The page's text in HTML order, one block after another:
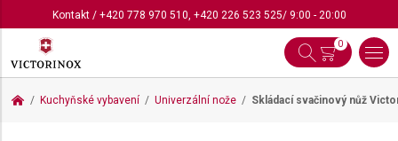
Kontakt/ +420 778 970 510, +420 226 523 525/ 9:00 - 20:00
0
Kuchyňské vybavení Univerzální nože Skládací svačinový nůž